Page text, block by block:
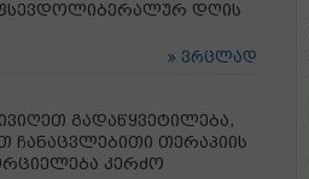
დღის
ვრცლად
გადაწყვეტილება,
თერაპიის
კერძო